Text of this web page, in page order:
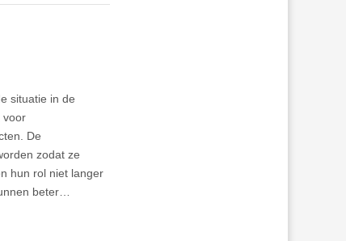
situatie in de
voor
De
zodat ze
hun rol niet langer
beter…